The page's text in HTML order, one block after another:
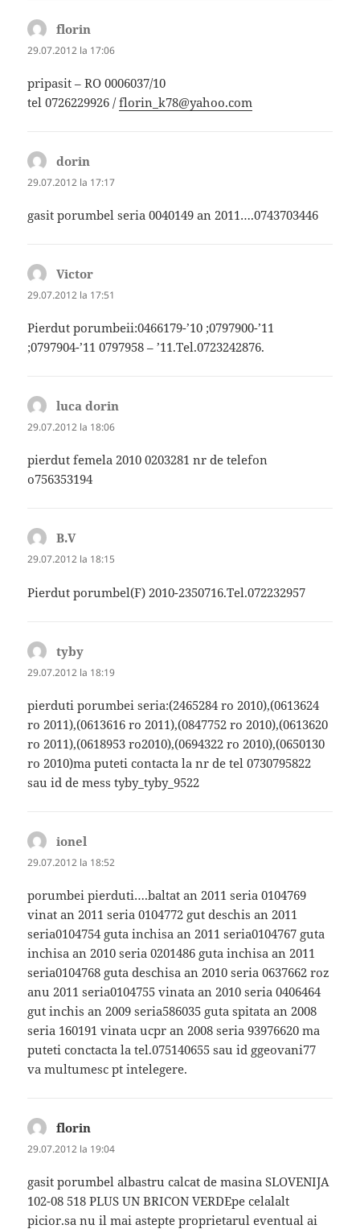
florin
29.07.2012 la 17:06
pripasit – RO 0006037/10
tel 0726229926 /florin_k78@yahoo.com
dorin
29.07.2012 la 17:17
gasit porumbel seria 0040149 an 2011….0743703446
Victor
29.07.2012 la 17:51
Pierdut porumbeii:0466179-’10 ;0797900-’11
;0797904-’11 0797958 – ’11.Tel.0723242876.
luca dorin
29.07.2012 la 18:06
pierdut femela 2010 0203281 nr de telefon
o756353194
B.Vspune:
29.07.2012 la 18:15
Pierdut porumbel(F) 2010-2350716.Tel.072232957
tyby
29.07.2012 la 18:19
pierduti porumbei seria:(2465284 ro 2010),(0613624
ro 2011),(0613616 ro 2011),(0847752 ro 2010),(0613620
ro 2011),(0618953 ro2010),(0694322 ro 2010),(0650130
ro 2010)ma puteti contacta la nr de tel 0730795822
sau id de mess tyby_tyby_9522
ionel
29.07.2012 la 18:52
porumbei pierduti….baltat an 2011 seria 0104769
vinat an 2011 seria 0104772 gut deschis an 2011
seria0104754 guta inchisa an 2011 seria0104767 guta
inchisa an 2010 seria 0201486 guta inchisa an 2011
seria0104768 guta deschisa an 2010 seria 0637662 roz
anu 2011 seria0104755 vinata an 2010 seria 0406464
gut inchis an 2009 seria586035 guta spitata an 2008
seria 160191 vinata ucpr an 2008 seria 93976620 ma
puteti conctacta la tel.075140655 sau id ggeovani77
va multumesc pt intelegere.
florin
29.07.2012 la 19:04
gasit porumbel albastru calcat de masina SLOVENIJA
102-08 518 PLUS UN BRICON VERDEpe celalalt
picior.sa nu il mai astepte proprietarul eventual ai